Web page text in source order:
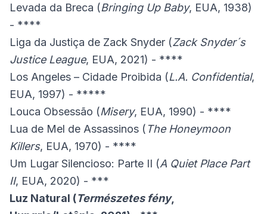
Levada da Breca (Bringing Up Baby, EUA, 1938)
- ****
Liga da Justiça de Zack Snyder (Zack Snyder´s
Justice League, EUA, 2021) - ****
Los Angeles – Cidade Proibida (L.A. Confidential,
EUA, 1997) - *****
Louca Obsessão (Misery, EUA, 1990) - ****
Lua de Mel de Assassinos ( The Honeymoon
Killers, EUA, 1970) - ****
Um Lugar Silencioso: Parte II (A Quiet Place Part
II, EUA, 2020) - ***
Luz Natural (Természetes fény,